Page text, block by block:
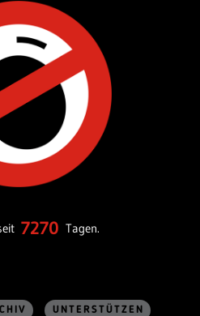
7270 Tagen.
UNTERSTÜTZEN